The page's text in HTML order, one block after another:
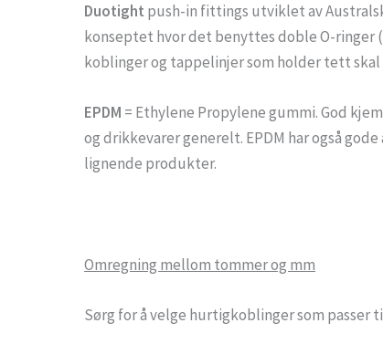
Duotight push-in fittings utviklet av
konseptet hvor det benyttes doble O-ringer
koblinger og tappelinjer som holder tett skal
EPDM = Ethylene Propylene gummi. God
og drikkevarer generelt. EPDM har også
lignende produkter.
Omregning mellom tommer og mm
Sørg for å velge hurtigkoblinger som passer